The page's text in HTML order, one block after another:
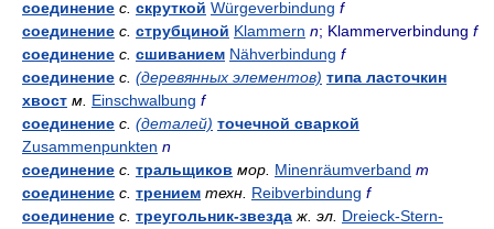
соединение с. скруткой Würgeverbindung f
соединение с. струбциной Klammern n; Klammerverbindung f
соединение с. сшиванием Nähverbindung f
соединение с. (деревянных элементов) типа ласточкин
хвост м. Einschwalbung f
соединение с. (деталей) точечной сваркой
Zusammenpunkten n
соединение с. тральщиков мор. Minenräumverband m
соединение с. трением техн. Reibverbindung f
соединение с. треугольник-звезда ж. эл. Dreieck-Stern-